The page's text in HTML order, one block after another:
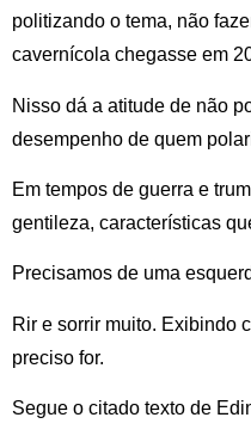
politizando o tema, não
cavernícola chegasse em
Nisso dá a atitude de não
desempenho de quem
Em tempos de guerra e
gentileza, características
Precisamos de uma
Rir e sorrir muito. Exibindo
preciso for.
Segue o citado texto de